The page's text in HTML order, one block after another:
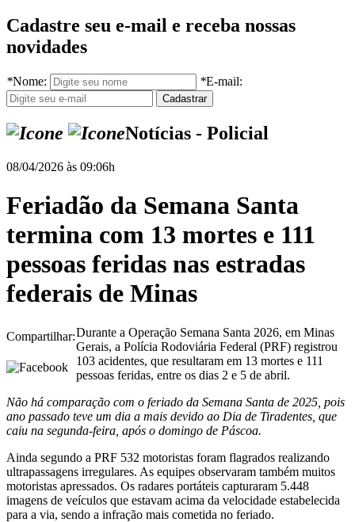
Cadastre seu e-mail e receba nossas
novidades
*Nome: *E-mail:
Notícias - Policial
08/04/2026 às 09:06h
Feriadão da Semana Santa
termina com 13 mortes e 111
pessoas feridas nas estradas
federais de Minas
Compartilhar:Durante a Operação Semana Santa 2026, em Minas
Gerais, a Polícia Rodoviária Federal (PRF) registrou
103 acidentes, que resultaram em 13 mortes e 111
pessoas feridas, entre os dias 2 e 5 de abril.
Não há comparação com o feriado da Semana Santa de 2025, pois
ano passado teve um dia a mais devido ao Dia de Tiradentes, que
caiu na segunda-feira, após o domingo de Páscoa.
Ainda segundo a PRF 532 motoristas foram flagrados realizando
ultrapassagens irregulares. As equipes observaram também muitos
motoristas apressados. Os radares portáteis capturaram 5.448
imagens de veículos que estavam acima da velocidade estabelecida
para a via, sendo a infração mais cometida no feriado.